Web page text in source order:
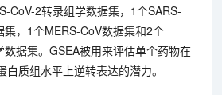
CoV-2转录组学数据集，1个SARS-
集，1个MERS-CoV数据集和2个
数据集。GSEA被用来评估单个药物在
质组水平上逆转表达的潜力。